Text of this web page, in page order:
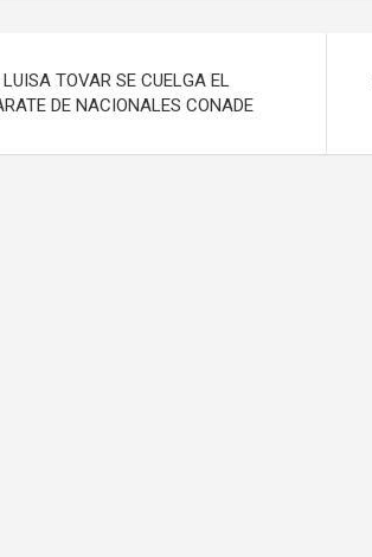
TOVAR SE CUELGA EL
DE NACIONALES CONADE